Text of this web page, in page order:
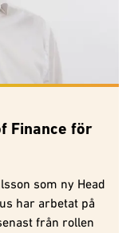
Finance för
som ny Head
har arbetat på
från rollen